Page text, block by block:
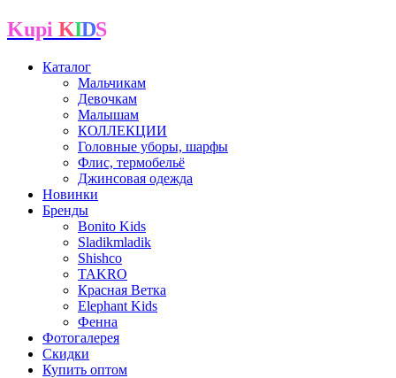
Kupi K I D S
Каталог
Мальчикам
Девочкам
Малышам
КОЛЛЕКЦИИ
Головные уборы, шарфы
Флис, термобельё
Джинсовая одежда
Новинки
Бренды
Bonito Kids
Sladikmladik
Shishco
TAKRO
Красная Ветка
Elephant Kids
Фенна
Фотогалерея
Скидки
Купить оптом